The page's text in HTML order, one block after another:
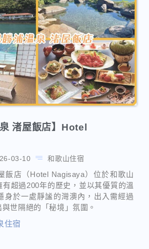
泉 渚屋飯店】Hotel
03-10 和歌山住宿
飯店（Hotel Nagisaya）位於和歌山
有超過200年的歷史，並以其優質的溫
與世隔絕的「秘境」氛圍。
宿